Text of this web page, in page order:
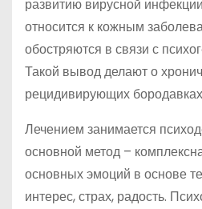
развитию вирусной
относится к кожным
обостряются в связи с
Такой вывод делают о
рецидивирующих
Лечением занимается
основной метод –
основных эмоций в основе
интерес, страх, радость.